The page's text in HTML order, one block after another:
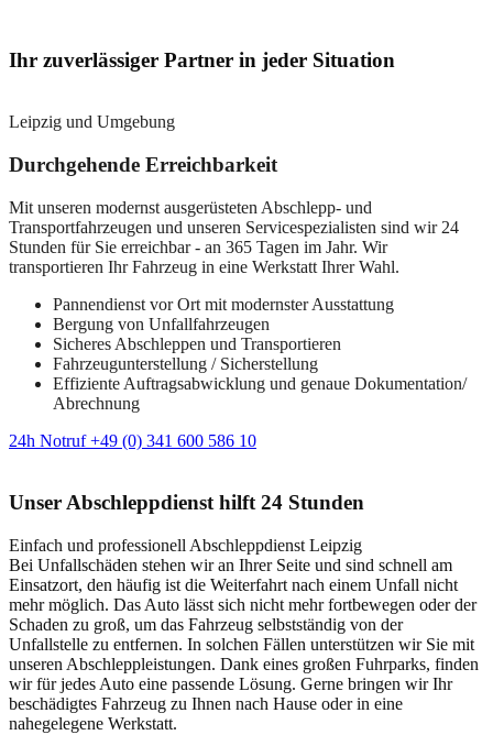
Ihr zuverlässiger Partner in jeder Situation
Leipzig und Umgebung
Durchgehende Erreichbarkeit
Mit unseren modernst ausgerüsteten Abschlepp- und
Transportfahrzeugen und unseren Servicespezialisten sind wir 24
Stunden für Sie erreichbar - an 365 Tagen im Jahr. Wir
transportieren Ihr Fahrzeug in eine Werkstatt Ihrer Wahl.
Pannendienst vor Ort mit modernster Ausstattung
Bergung von Unfallfahrzeugen
Sicheres Abschleppen und Transportieren
Fahrzeugunterstellung / Sicherstellung
Effiziente Auftragsabwicklung und genaue Dokumentation/
Abrechnung
24h Notruf +49 (0) 341 600 586 10
Unser Abschleppdienst hilft 24 Stunden
Einfach und professionell Abschleppdienst Leipzig
Bei Unfallschäden stehen wir an Ihrer Seite und sind schnell am
Einsatzort, den häufig ist die Weiterfahrt nach einem Unfall nicht
mehr möglich. Das Auto lässt sich nicht mehr fortbewegen oder der
Schaden zu groß, um das Fahrzeug selbstständig von der
Unfallstelle zu entfernen. In solchen Fällen unterstützen wir Sie mit
unseren Abschleppleistungen. Dank eines großen Fuhrparks, finden
wir für jedes Auto eine passende Lösung. Gerne bringen wir Ihr
beschädigtes Fahrzeug zu Ihnen nach Hause oder in eine
nahegelegene Werkstatt.